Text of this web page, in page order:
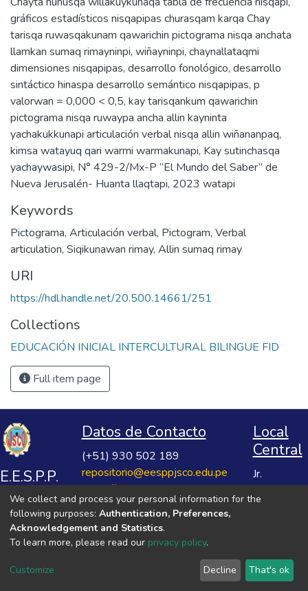
gráficos estadísticos nisqapipas churasqam karqa Chay
tarisqa ruwasqakunam qawarichin pictograma nisqa anchata
llamkan sumaq rimayninpi, wiñayninpi, chaynallataqmi
dimensiones nisqapipas, desarrollo fonológico, desarrollo
sintáctico hinaspa desarrollo semántico nisqapipas, p
valorwan = 0,000 < 0,5, kay tarisqankum qawarichin
pictograma nisqa ruwaypa ancha allin kayninta
yachakukkunapi articulación verbal nisqa allin wiñananpaq,
kimsa watayuq qari warmi warmakunapi, Kay sutinchasqa
yachaywasipi, N° 429-2/Mx-P “El Mundo del Saber” de
Nueva Jerusalén- Huanta llaqtapi, 2023 watapi
Keywords
Pictograma, Articulación verbal, Pictogram, Verbal
articulation, Siqikunawan rimay, Allin sumaq rimay
URI
https://hdl.handle.net/20.500.14661/251
Collections
EDUCACIÓN INICIAL INTERCULTURAL BILINGUE FID
Full item page
E.E.S.P.P.
José
Salvador
Cavero
Ovalle
Datos de Contacto
(+51) 930 502 189
repositorio@eesppjsco.edu.pe
https://repositorio.eesppjsco.edu.pe
Local
Central
Jr.
No 624
VER MIS ESTADÍSTICAS
We collect and process your personal information for the
following purposes: Authentication, Preferences,
Acknowledgement and Statistics.
To learn more, please read our privacy policy.
Customize Decline That's ok